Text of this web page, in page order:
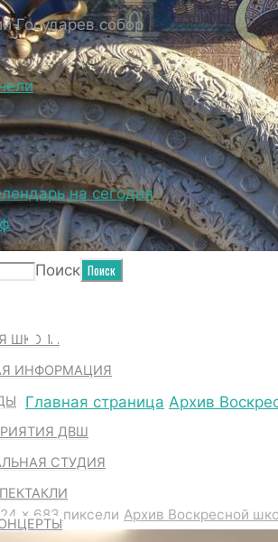
ХРАМ ФЕОДОРОВСКОГО ГОСУДАРЕВА
ХРАМ ФЕОДОРОВСКОГО ГОСУДАРЕВА
СОБОРА
ШКОЛА
ИНФОРМАЦИЯ
ДВШ
СТУДИЯ
IMG_6891
Главная страница Архив
× 683пиксели Архив Воскресной
Государев собор
на сегодня
Поиск